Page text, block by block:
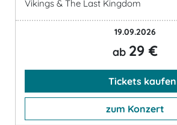
Vikings & The Last Kingdom
19.09.2026
ab 29 €
Tickets kaufen
zum Konzert